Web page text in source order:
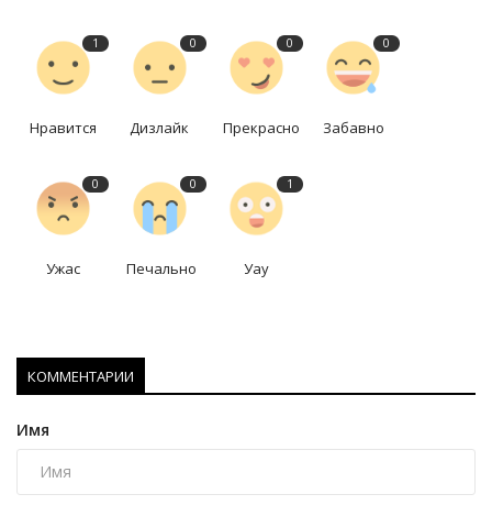
1
Нравится
0
Дизлайк
0
Прекрасно
0
Забавно
0
Ужас
0
Печально
1
Уау
КОММЕНТАРИИ
Имя